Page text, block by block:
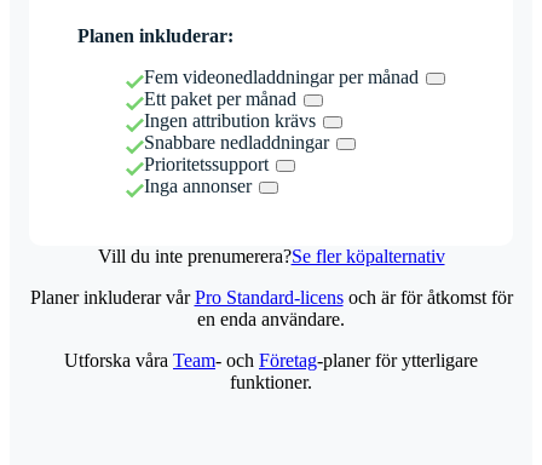
Planen inkluderar:
Fem videonedladdningar per månad
Ett paket per månad
Ingen attribution krävs
Snabbare nedladdningar
Prioritetssupport
Inga annonser
Vill du inte prenumerera?Se fler köpalternativ
Planer inkluderar vårPro Standard-licensoch är för åtkomst för
en enda användare.
Utforska våra Team- och Företag-planer för ytterligare
funktioner.